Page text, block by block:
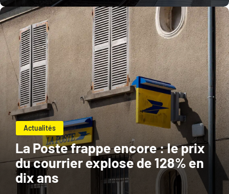
Actualités
La Poste frappe encore : le prix
du courrier explose de 128% en
dix ans